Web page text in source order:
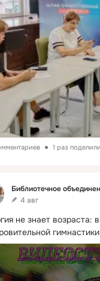
1 раз
Библиотечное
4 авг
не знает возраста:
гимнастики